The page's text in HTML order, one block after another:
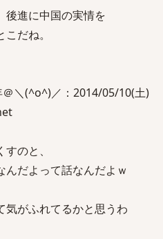
後進に中国の実情を
だね。
＼(^o^)／：2014/05/10(土)
のと、
んだよって話なんだよｗ
気がふれてるかと思うわ